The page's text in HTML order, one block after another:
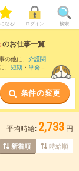
なる! ログイン 検索
のお仕事一覧
他に、 介護関
短期 ・ 単発な
条件の変更
平均時給: 2,733 円
新着順 時給順